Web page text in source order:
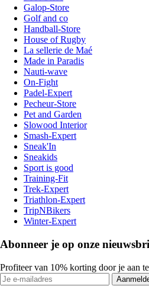
Galop-Store
Golf and co
Handball-Store
House of Rugby
La sellerie de Maé
Made in Paradis
Nauti-wave
On-Fight
Padel-Expert
Pecheur-Store
Pet and Garden
Slowood Interior
Smash-Expert
Sneak'In
Sneakids
Sport is good
Training-Fit
Trek-Expert
Triathlon-Expert
TripNBikers
Winter-Expert
Abonneer je op onze
Profiteer van 10% korting door je aan